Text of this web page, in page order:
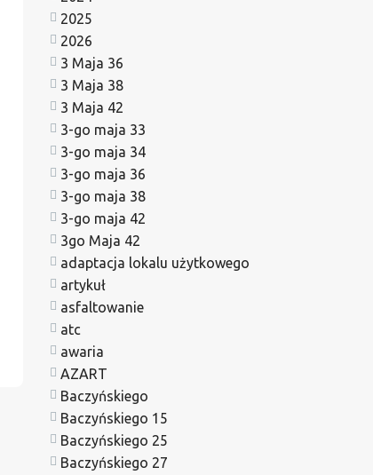
2025
2026
3 Maja 36
3 Maja 38
3 Maja 42
3-go maja 33
3-go maja 34
3-go maja 36
3-go maja 38
3-go maja 42
3go Maja 42
adaptacja lokalu użytkowego
artykuł
asfaltowanie
atc
awaria
AZART
Baczyńskiego
Baczyńskiego 15
Baczyńskiego 25
Baczyńskiego 27